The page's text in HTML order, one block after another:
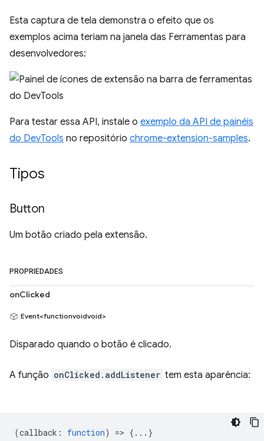
Esta captura de tela demonstra o efeito que os
exemplos acima teriam na janela das Ferramentas para
desenvolvedores:
Para testar essa API, instale o exemplo da API de painéis
do DevTools no repositório chrome-extension-samples.
Tipos
Button
Um botão criado pela extensão.
PROPRIEDADES
onClicked
Event<functionvoidvoid>
Disparado quando o botão é clicado.
A função onClicked.addListener tem esta aparência:
(callback : function) => {...}